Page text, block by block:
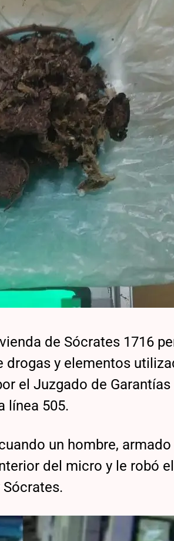
de Sócrates 1716
y elementos
el Juzgado de Garantías
línea 505.
un hombre,
del micro y le robó